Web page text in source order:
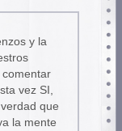
y la
vez SI,
que
la mente